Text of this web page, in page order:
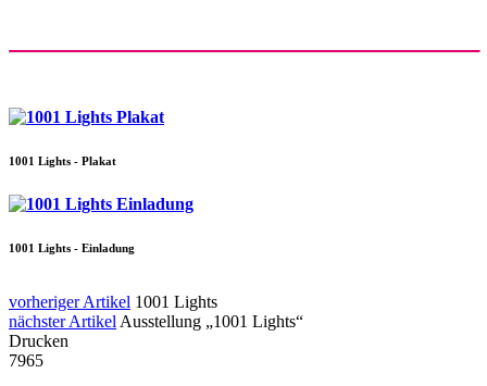
1001 Lights - Plakat
1001 Lights - Einladung
vorheriger Artikel 1001 Lights
nächster Artikel Ausstellung „1001 Lights“
Drucken
7965